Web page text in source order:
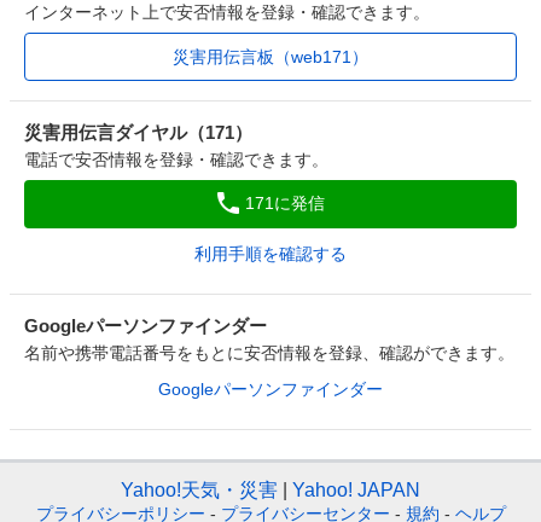
インターネット上で安否情報を登録・確認できます。
災害用伝言板（web171）
災害用伝言ダイヤル（171）
電話で安否情報を登録・確認できます。
171に発信
利用手順を確認する
Googleパーソンファインダー
名前や携帯電話番号をもとに安否情報を登録、確認ができます。
Googleパーソンファインダー
Yahoo!天気・災害 Yahoo! JAPAN
プライバシーポリシー - プライバシーセンター - 規約 - ヘルプ